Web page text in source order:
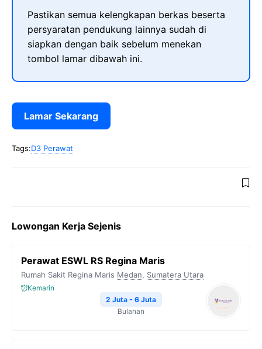
Pastikan semua kelengkapan berkas beserta
persyaratan pendukung lainnya sudah di
siapkan dengan baik sebelum menekan
tombol lamar dibawah ini.
Lamar Sekarang
Tags:D3 Perawat
Lowongan Kerja Sejenis
Perawat ESWL RS Regina Maris
Rumah Sakit Regina Maris Medan, Sumatera Utara
Kemarin
2 Juta - 6 Juta
Bulanan